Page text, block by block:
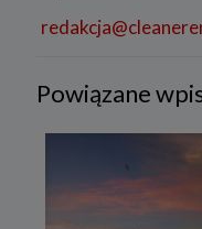
Powiązane